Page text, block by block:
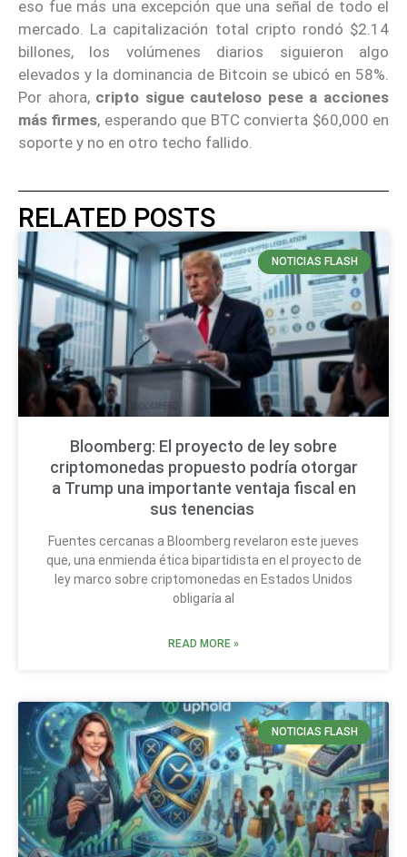
eso fue más una excepción que una señal de todo el
mercado. La capitalización total cripto rondó $2.14
billones, los volúmenes diarios siguieron algo
elevados y la dominancia de Bitcoin se ubicó en 58%.
Por ahora, cripto sigue cauteloso pese a acciones
más firmes, esperando que BTC convierta $60,000 en
soporte y no en otro techo fallido.
RELATED POSTS
NOTICIAS FLASH
Bloomberg: El proyecto de ley sobre
criptomonedas propuesto podría otorgar
a Trump una importante ventaja fiscal en
sus tenencias
Fuentes cercanas a Bloomberg revelaron este jueves
que, una enmienda ética bipartidista en el proyecto de
ley marco sobre criptomonedas en Estados Unidos
obligaría al
READ MORE »
NOTICIAS FLASH